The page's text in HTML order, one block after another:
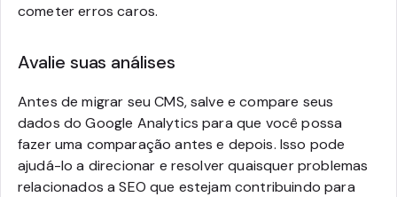
cometer erros caros.
Avalie suas análises
Antes de migrar seu CMS, salve e compare seus
dados do Google Analytics para que você possa
fazer uma comparação antes e depois. Isso pode
ajudá-lo a direcionar e resolver quaisquer problemas
relacionados a SEO que estejam contribuindo para